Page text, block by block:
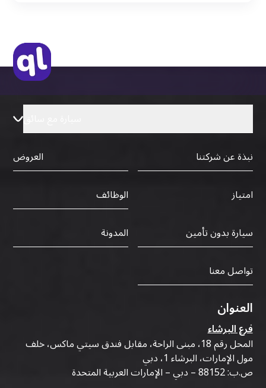
نبذة عن شركتنا
العروض
امتياز
الوظائف
سيارة بدون تأمين
المدونة
تواصل معنا
العنوان
فرع البرشاء
المحل رقم 18، مبنى الراحة، مقابل فندق سيتي ماكس، خلف
مول الإمارات، البرشاء 1، دبي
ص.ب: 88152 – دبي – الإمارات العربية المتحدة